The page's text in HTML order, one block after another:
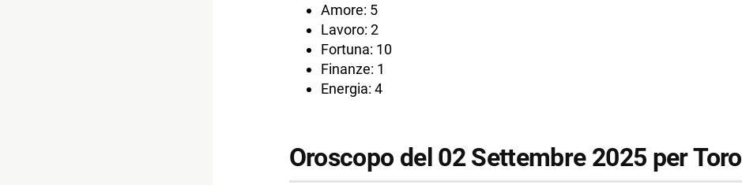
Amore: 5
Lavoro: 2
Fortuna: 10
Finanze: 1
Energia: 4
Oroscopo del 02 Settembre 2025 per Toro